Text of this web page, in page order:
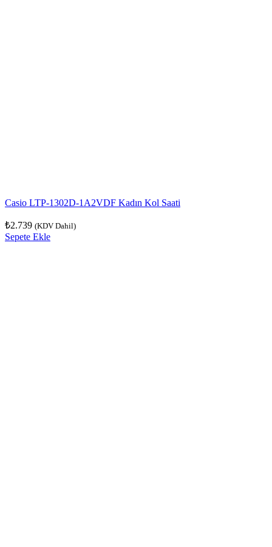
Casio LTP-1302D-1A2VDF Kadın Kol Saati
₺2.739 (KDV Dahil)
Sepete Ekle